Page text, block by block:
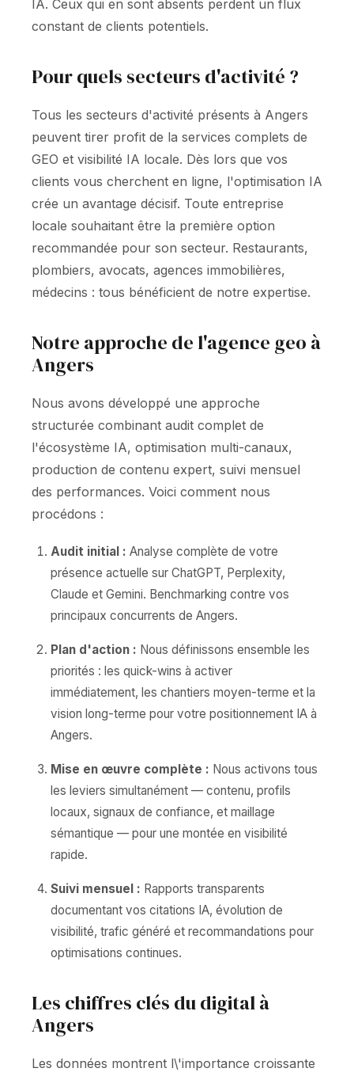
IA. Ceux qui en sont absents perdent un flux
constant de clients potentiels.
Pour quels secteurs d'activité ?
Tous les secteurs d'activité présents à Angers
peuvent tirer profit de la services complets de
GEO et visibilité IA locale. Dès lors que vos
clients vous cherchent en ligne, l'optimisation IA
crée un avantage décisif. Toute entreprise
locale souhaitant être la première option
recommandée pour son secteur. Restaurants,
plombiers, avocats, agences immobilières,
médecins : tous bénéficient de notre expertise.
Notre approche de l'agence geo à
Angers
Nous avons développé une approche
structurée combinant audit complet de
l'écosystème IA, optimisation multi-canaux,
production de contenu expert, suivi mensuel
des performances. Voici comment nous
procédons :
Audit initial : Analyse complète de votre
présence actuelle sur ChatGPT, Perplexity,
Claude et Gemini. Benchmarking contre vos
principaux concurrents de Angers.
Plan d'action : Nous définissons ensemble les
priorités : les quick-wins à activer
immédiatement, les chantiers moyen-terme et la
vision long-terme pour votre positionnement IA à
Angers.
Mise en œuvre complète : Nous activons tous
les leviers simultanément — contenu, profils
locaux, signaux de confiance, et maillage
sémantique — pour une montée en visibilité
rapide.
Suivi mensuel : Rapports transparents
documentant vos citations IA, évolution de
visibilité, trafic généré et recommandations pour
optimisations continues.
Les chiffres clés du digital à
Angers
Les données montrent l\'importance croissante